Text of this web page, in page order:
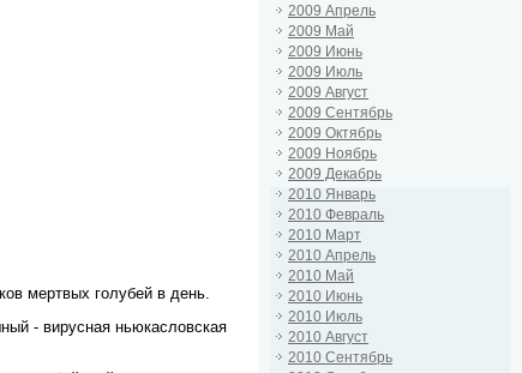
мертвых голубей в день.
- вирусная ньюкасловская
2009 Апрель
2009 Май
2009 Июнь
2009 Июль
2009 Август
2009 Сентябрь
2009 Октябрь
2009 Ноябрь
2009 Декабрь
2010 Январь
2010 Февраль
2010 Март
2010 Апрель
2010 Май
2010 Июнь
2010 Июль
2010 Август
2010 Сентябрь